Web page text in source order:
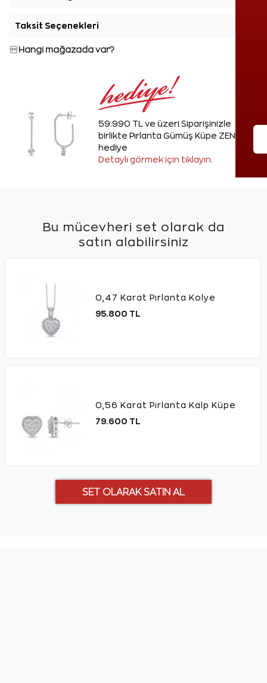
Taksit Seçenekleri
Hangi mağazada var?
59.990 TL ve üzeri Siparişinizle
birlikte Pırlanta Gümüş Küpe ZEN'den
hediye
Detaylı görmek için tıklayın.
Bu mücevheri set olarak da
satın alabilirsiniz
0,47 Karat Pırlanta Kolye
95.800 TL
0,56 Karat Pırlanta Kalp Küpe
79.600 TL